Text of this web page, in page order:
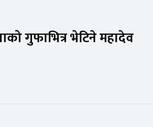
गुफाभित्र भेटिने महादेव